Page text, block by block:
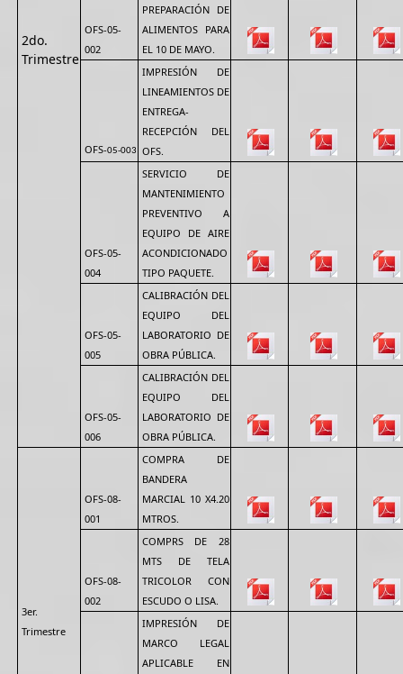
2do.
Trimestre
OFS-05-
002
PREPARACIÓN DE
ALIMENTOS PARA
EL 10 DE MAYO.
OFS-05-003
IMPRESIÓN DE
LINEAMIENTOS DE
ENTREGA-
RECEPCIÓN DEL
OFS.
OFS-05-
004
SERVICIO DE
MANTENIMIENTO
PREVENTIVO A
EQUIPO DE AIRE
ACONDICIONADO
TIPO PAQUETE.
OFS-05-
005
CALIBRACIÓN DEL
EQUIPO DEL
LABORATORIO DE
OBRA PÚBLICA.
OFS-05-
006
CALIBRACIÓN DEL
EQUIPO DEL
LABORATORIO DE
OBRA PÚBLICA.
3er.
Trimestre
OFS-08-
001
COMPRA DE
BANDERA
MARCIAL 10 X4.20
MTROS.
OFS-08-
002
COMPRS DE 28
MTS DE TELA
TRICOLOR CON
ESCUDO O LISA.
IMPRESIÓN DE
MARCO LEGAL
APLICABLE EN